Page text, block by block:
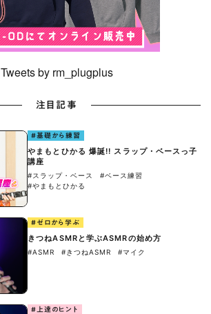
Tweets by rm_plugplus
注目記事
#基礎から練習
やまもとひかる 爆誕!! スラップ・ベースっ子
講座
#スラップ・ベース
#ベース練習
#やまもとひかる
#ゼロから学ぶ
きつねASMRと学ぶASMRの始め方
#ASMR #きつねASMR #マイク
#上達のヒント